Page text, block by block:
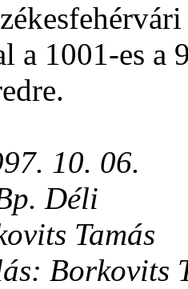
a 1001-es a
10. 06.
Déli
Tamás
Borkovits